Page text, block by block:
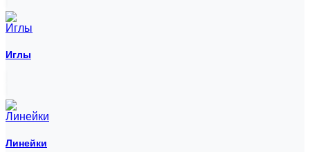
Иглы
Линейки